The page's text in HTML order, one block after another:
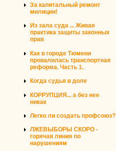
За капитальный ремонт
милиции!
Из зала суда ... Живая
практика защиты законных
прав
Как в городе Тюмени
провалилась транспортная
реформа. Часть 1.
Когда судья в доле
КОРРУПЦИЯ... а без нее
никак
Легко ли создать профсоюз?
ЛЖЕВЫБОРЫ СКОРО -
горячая линия по
нарушениям